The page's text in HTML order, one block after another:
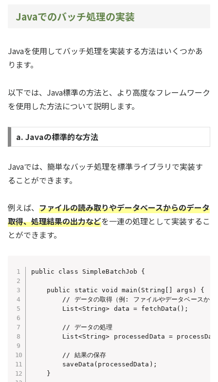
Javaでのバッチ処理の実装
Javaを使用してバッチ処理を実装する方法はいくつかあ
ります。
以下では、Java標準の方法と、より高度なフレームワーク
を使用した方法について説明します。
a. Javaの標準的な方法
Javaでは、簡単なバッチ処理を標準ライブラリで実装す
ることができます。
例えば、 ファイルの読み取りやデータベースからのデータ
取得、処理結果の出力などを一連の処理として実装するこ
とができます。
public class SimpleBatchJob {
    public static void main(String[] args) {
// データの取得（例: ファイルやデータベースから
        List<String> data = fetchData();
        // データの処理
List<String> processedData =
        // 結果の保存
        saveData(processedData);
    }